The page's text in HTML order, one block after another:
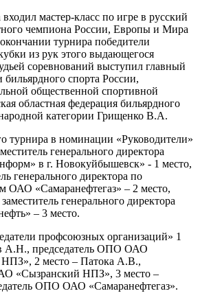
мастер-класс по игре в русский
чемпиона России, Европы и Мира
турнира победители
из рук этого выдающегося
соревнований выступил главный
спорта России,
общественной спортивной
областная федерация бильярдного
категории Грищенко В.А.
турнира в номинации «Руководители»
генерального директора
в г. Новокуйбышевск» - 1 место,
генерального директора по
ОАО «Самаранефтегаз» – 2 место,
генерального директора
– 3 место.
профсоюзных организаций» 1
А.Н., председатель ОПО ОАО
2 место – Патока А.В.,
«Сызранский НПЗ», 3 место –
ОПО ОАО «Самаранефтегаз».